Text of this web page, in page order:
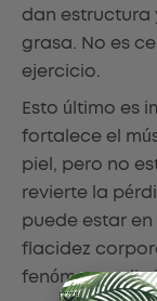
dan estructura
grasa. No es
ejercicio.
Esto último es
fortalece el
piel, pero no
revierte la
puede estar
flacidez
fenómenos